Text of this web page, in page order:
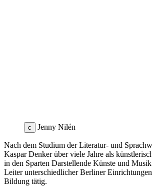
c Jenny Nilén
Nach dem Studium der Literatur- und
Kaspar Denker über viele Jahre als
in den Sparten Darstellende Künste und
Leiter unterschiedlicher Berliner
Bildung tätig.